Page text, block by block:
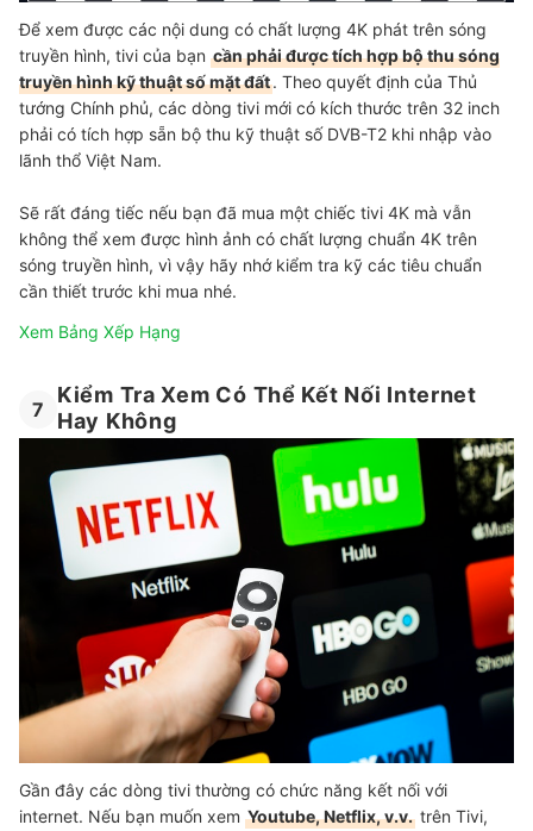
Để xem được các nội dung có chất lượng 4K phát trên sóng
truyền hình, tivi của bạn cần phải được tích hợp bộ thu sóng
truyền hình kỹ thuật số mặt đất. Theo quyết định của Thủ
tướng Chính phủ, các dòng tivi mới có kích thước trên 32 inch
phải có tích hợp sẵn bộ thu kỹ thuật số DVB-T2 khi nhập vào
lãnh thổ Việt Nam.
Sẽ rất đáng tiếc nếu bạn đã mua một chiếc tivi 4K mà vẫn
không thể xem được hình ảnh có chất lượng chuẩn 4K trên
sóng truyền hình, vì vậy hãy nhớ kiểm tra kỹ các tiêu chuẩn
cần thiết trước khi mua nhé.
Xem Bảng Xếp Hạng
7
Kiểm Tra Xem Có Thể Kết Nối Internet
Hay Không
Gần đây các dòng tivi thường có chức năng kết nối với
internet. Nếu bạn muốn xem Youtube, Netflix, v.v. trên Tivi,